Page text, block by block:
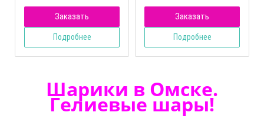
Заказать
Подробнее
Заказать
Подробнее
Шарики в Омске.
Гелиевые шары!